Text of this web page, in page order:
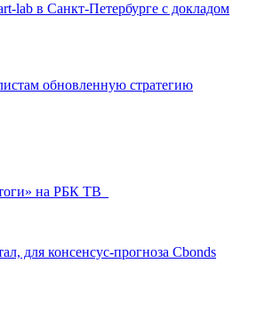
lab в Санкт-Петербурге с докладом
обновленную стратегию
на РБК ТВ
для консенсус-прогноза Cbonds